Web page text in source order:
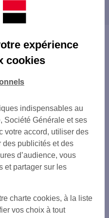
pratiques
expérience
cookies
indispensables au
Société Générale et ses
votre accord, utiliser des
publicités et des
d’audience, vous
et partager sur les
charte cookies, à la liste
vos choix à tout